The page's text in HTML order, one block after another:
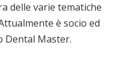
delle varie tematiche
è socio ed
Dental Master.